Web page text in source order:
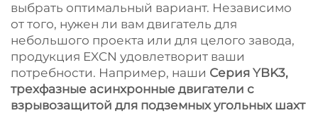
выбрать оптимальный вариант. Независимо
от того, нужен ли вам двигатель для
небольшого проекта или для целого завода,
продукция EXCN удовлетворит ваши
потребности. Например, наши Серия YBK3,
трехфазные асинхронные двигатели с
взрывозащитой для подземных угольных шахт